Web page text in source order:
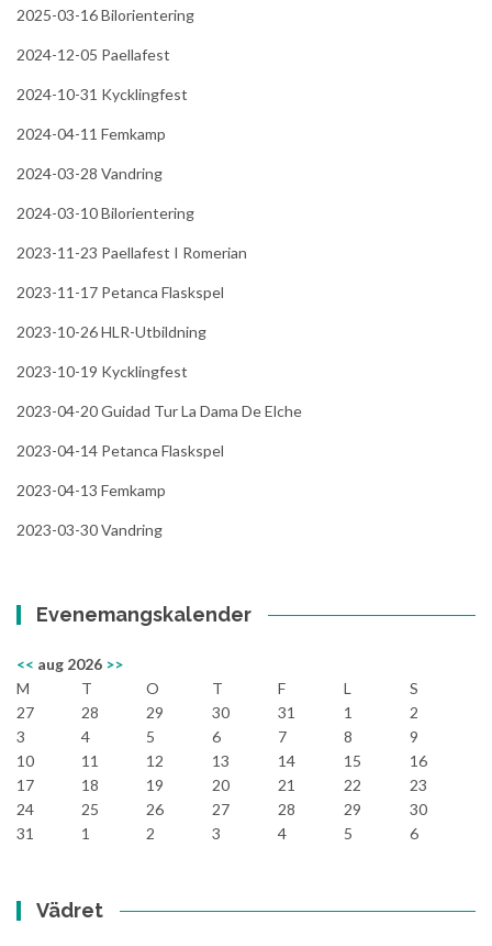
2025-03-16 Bilorientering
2024-12-05 Paellafest
2024-10-31 Kycklingfest
2024-04-11 Femkamp
2024-03-28 Vandring
2024-03-10 Bilorientering
2023-11-23 Paellafest I Romerian
2023-11-17 Petanca Flaskspel
2023-10-26 HLR-Utbildning
2023-10-19 Kycklingfest
2023-04-20 Guidad Tur La Dama De Elche
2023-04-14 Petanca Flaskspel
2023-04-13 Femkamp
2023-03-30 Vandring
Evenemangskalender
<< aug 2026 >>
M
T O T F L
S
27
28 29 30 31 1
2
3
4 5 6 7 8
9
10
11 12 13 14 15
16
17
18 19 20 21 22
23
24
25 26 27 28 29
30
31
1 2 3 4 5 6
Vädret